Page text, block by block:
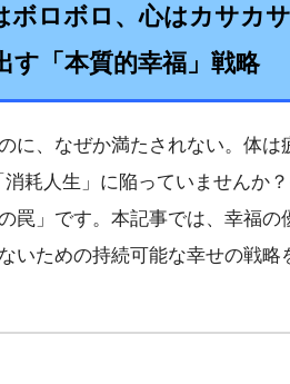
ボロボロ、心はカサカ
す「本質的幸福」戦略
に、なぜか満たされない。体
耗人生」に陥っていませんか
罠」です。本記事では、幸福
いための持続可能な幸せの戦略